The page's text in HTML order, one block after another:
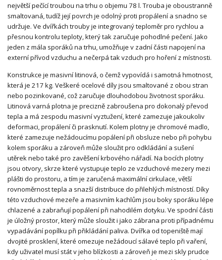
největší pečící troubou na trhu o objemu 78 l. Trouba je oboustranně
smaltovaná, tudíž její povrch je odolný proti propálení a snadno se
udržuje. Ve dvířkách trouby je integrovaný teploměr pro rychlou a
přesnou kontrolu teploty, který tak zaručuje pohodlné pečení. Jako
jeden z mála sporáků na trhu, umožňuje v zadní části napojení na
externí přívod vzduchu a nečerpá tak vzduch pro hoření z místnosti.
Konstrukce je masivní litinová, o čemž vypovídá i samotná hmotnost,
která je 217 kg. Veškeré ocelové díly jsou smaltované z obou stran
nebo pozinkované, což zaručuje dlouhodobou životnost sporáku.
Litinová varná plotna je precizně zabroušena pro dokonalý převod
tepla a má zespodu masivní vyztužení, které zamezuje jakoukoliv
deformaci, propálení či prasknutí. Kolem plotny je chromové madlo,
které zamezuje nežádoucímu popálení při obsluze nebo při pohybu
kolem sporáku a zároveň může sloužit pro odkládání a sušení
utěrek nebo také pro zavěšení krbového nářadí. Na bocích plotny
jsou otvory, skrze které vystupuje teplo ze vzduchové mezery mezi
plášti do prostoru, a tím je zaručená maximální cirkulace, větší
rovnoměrnost tepla a snazší distribuce do přilehlých místností. Díky
této vzduchové mezeře a masivním kachlům jsou boky sporáku lépe
chlazené a zabraňují popálení při nahodilém dotyku. Ve spodní části
je úložný prostor, který může sloužit i jako zábrana proti případnému
vypadávání popílku při přikládání paliva. Dvířka od topeniště mají
dvojité prosklení, které omezuje nežádoucí sálavé teplo při vaření,
kdy uživatel musí stát v jeho blízkosti a zároveň je mezi skly prudce